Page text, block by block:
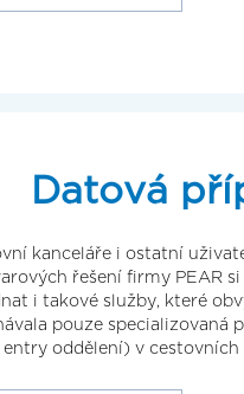
Datová
kanceláře i ostatní
řešení firmy PEAR
i takové služby, které
pouze specializovaná
entry oddělení) v cestovních